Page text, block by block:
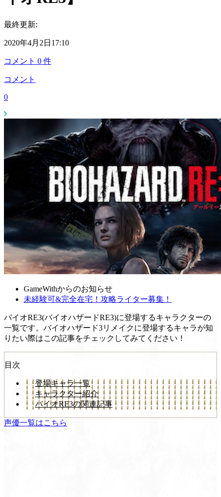
最終更新:
2020年4月2日17:10
コメント 0 件
コメント
0
GameWithからのお知らせ
未経験可&完全在宅！攻略ライター募集！
バイオRE3(バイオハザードRE3)に登場するキャラクターの
一覧です。バイオハザード3リメイクに登場するキャラが知
りたい際はこの記事をチェックしてみてください！
目次
登場キャラ一覧
キャラクター紹介
バイオRE3の関連記事
声優一覧はこちら